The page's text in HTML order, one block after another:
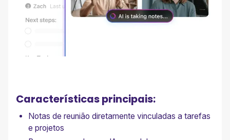
Características principais:
Notas de reunião diretamente vinculadas a tarefas
e projetos